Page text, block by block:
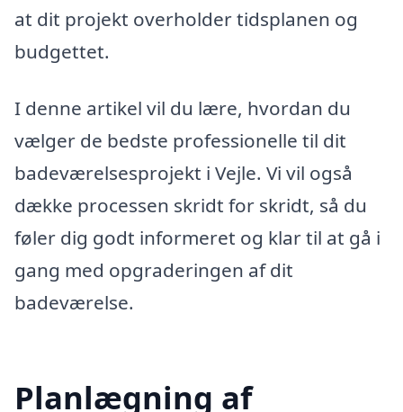
at dit projekt overholder tidsplanen og
budgettet.
I denne artikel vil du lære, hvordan du
vælger de bedste professionelle til dit
badeværelsesprojekt i Vejle. Vi vil også
dække processen skridt for skridt, så du
føler dig godt informeret og klar til at gå i
gang med opgraderingen af dit
badeværelse.
Planlægning af